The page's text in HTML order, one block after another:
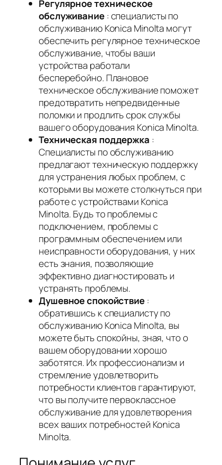
Регулярное техническое
обслуживание: специалисты по
обслуживанию Konica Minolta могут
обеспечить регулярное техническое
обслуживание, чтобы ваши
устройства работали
бесперебойно. Плановое
техническое обслуживание поможет
предотвратить непредвиденные
поломки и продлить срок службы
вашего оборудования Konica Minolta.
Техническая поддержка :
Специалисты по обслуживанию
предлагают техническую поддержку
для устранения любых проблем, с
которыми вы можете столкнуться при
работе с устройствами Konica
Minolta. Будь то проблемы с
подключением, проблемы с
программным обеспечением или
неисправности оборудования, у них
есть знания, позволяющие
эффективно диагностировать и
устранять проблемы.
Душевное спокойствие :
обратившись к специалисту по
обслуживанию Konica Minolta, вы
можете быть спокойны, зная, что о
вашем оборудовании хорошо
заботятся. Их профессионализм и
стремление удовлетворить
потребности клиентов гарантируют,
что вы получите первоклассное
обслуживание для удовлетворения
всех ваших потребностей Konica
Minolta.